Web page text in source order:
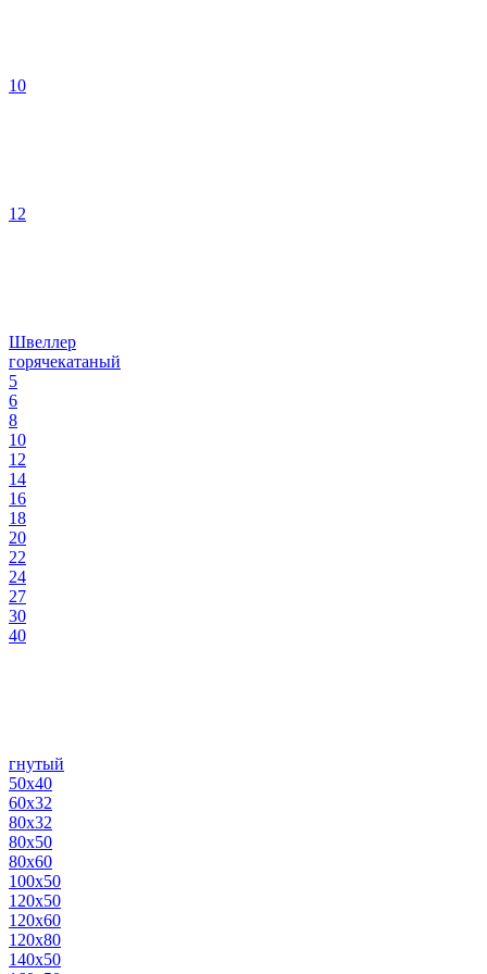
10
12
Швеллер
горячекатаный
5
6
8
10
12
14
16
18
20
22
24
27
30
40
гнутый
50х40
60х32
80х32
80х50
80х60
100х50
120х50
120х60
120х80
140х50